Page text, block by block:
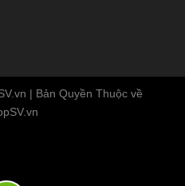
| Bản Quyền Thuộc về